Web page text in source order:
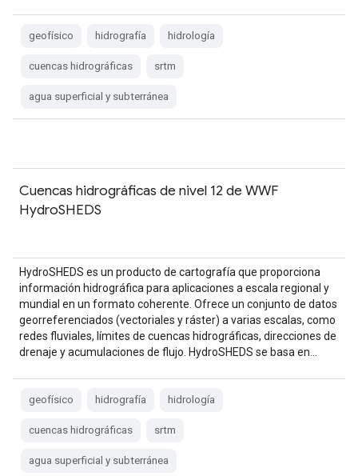
geofísico hidrografía hidrología
cuencas hidrográficas srtm
agua superficial y subterránea
Cuencas hidrográficas de nivel 12 de WWF
HydroSHEDS
HydroSHEDS es un producto de cartografía que proporciona
información hidrográfica para aplicaciones a escala regional y
mundial en un formato coherente. Ofrece un conjunto de datos
georreferenciados (vectoriales y ráster) a varias escalas, como
redes fluviales, límites de cuencas hidrográficas, direcciones de
drenaje y acumulaciones de flujo. HydroSHEDS se basa en…
geofísico hidrografía hidrología
cuencas hidrográficas srtm
agua superficial y subterránea